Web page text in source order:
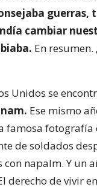
guerras,
cambiar
En
Unidos se
Ese mismo
famosa fotografía
de soldados
napalm. Y un
derecho de vivir